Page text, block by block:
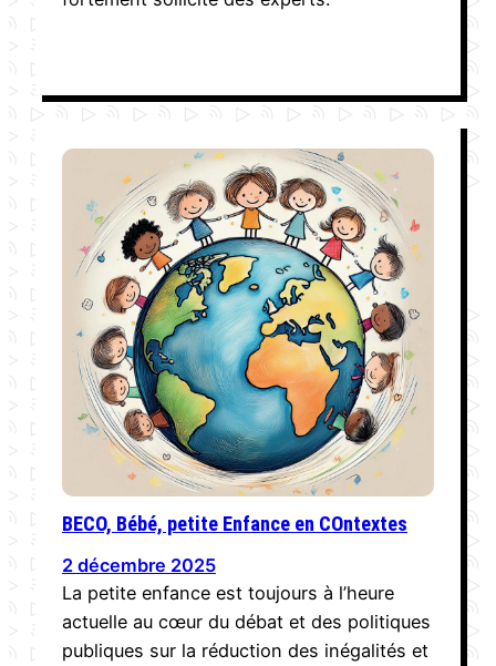
BECO, Bébé, petite Enfance en COntextes
2 décembre 2025
La petite enfance est toujours à l’heure
actuelle au cœur du débat et des politiques
publiques sur la réduction des inégalités et